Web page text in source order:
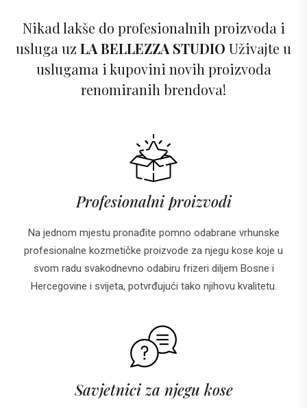
Nikad lakše do profesionalnih proizvoda i
usluga uz LA BELLEZZA STUDIO Uživajte u
uslugama i kupovini novih proizvoda
renomiranih brendova!
Profesionalni proizvodi
Na jednom mjestu pronađite pomno odabrane vrhunske
profesionalne kozmetičke proizvode za njegu kose koje u
svom radu svakodnevno odabiru frizeri diljem Bosne i
Hercegovine i svijeta, potvrđujući tako njihovu kvalitetu.
Savjetnici za njegu kose